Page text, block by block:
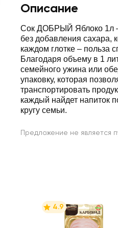
Описание
Сок ДОБРЫЙ Яблоко 1л ‒
без добавления сахара,
каждом глотке ‒ польза
Благодаря объему в 1
семейного ужина или
упаковку, которая
транспортировать
каждый найдет напиток
кругу семьи.
Предложение не является
4.9